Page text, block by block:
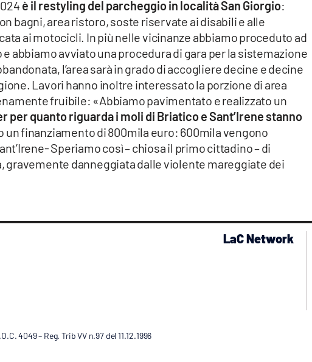
è il restyling del parcheggio in località San Giorgio:
bagni, area ristoro, soste riservate ai disabili e alle
ai motocicli. In più nelle vicinanze abbiamo proceduto ad
abbiamo avviato una procedura di gara per la sistemazione
l’area sarà in grado di accogliere decine e decine
Lavori hanno inoltre interessato la porzione di area
fruibile: «Abbiamo pavimentato e realizzato un
per quanto riguarda i moli di Briatico e Sant’Irene stanno
un finanziamento di 800mila euro: 600mila vengono
Speriamo così – chiosa il primo cittadino – di
gravemente danneggiata dalle violente mareggiate dei
LaC Network
4049 – Reg. Trib VV n.97 del 11.12.1996